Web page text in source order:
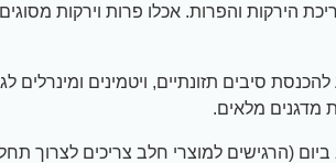
הירקות והפרות. אכלו פרות וירקות
סיבים תזונתיים, ויטמינים ומינרלים
מדגנים מלאים.
מוצרי חלב ביום (הרגישים למוצרי חלב צריכים